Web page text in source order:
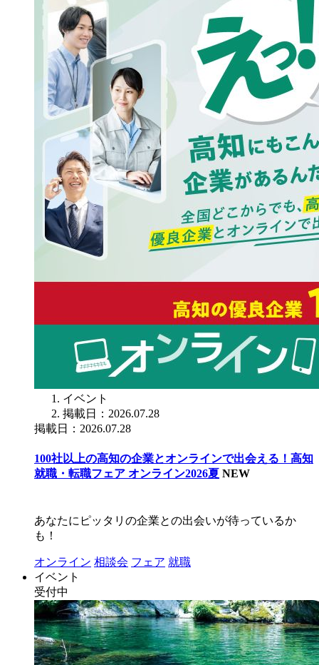
イベント
掲載日：2026.07.28
掲載日：2026.07.28
100社以上の高知の企業とオンラインで出会える！高知
就職・転職フェア オンライン2026夏 NEW
あなたにピッタリの企業との出会いが待っているか
も！
オンライン 相談会 フェア 就職
イベント
受付中